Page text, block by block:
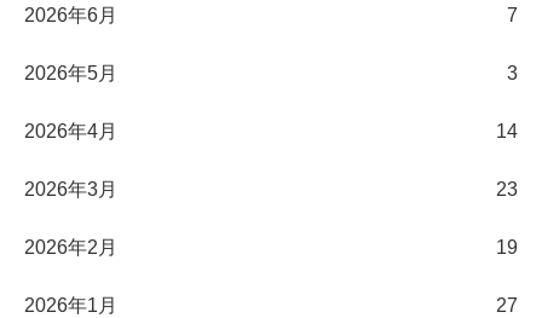
2026年6月 7
2026年5月 3
2026年4月 14
2026年3月 23
2026年2月 19
2026年1月 27